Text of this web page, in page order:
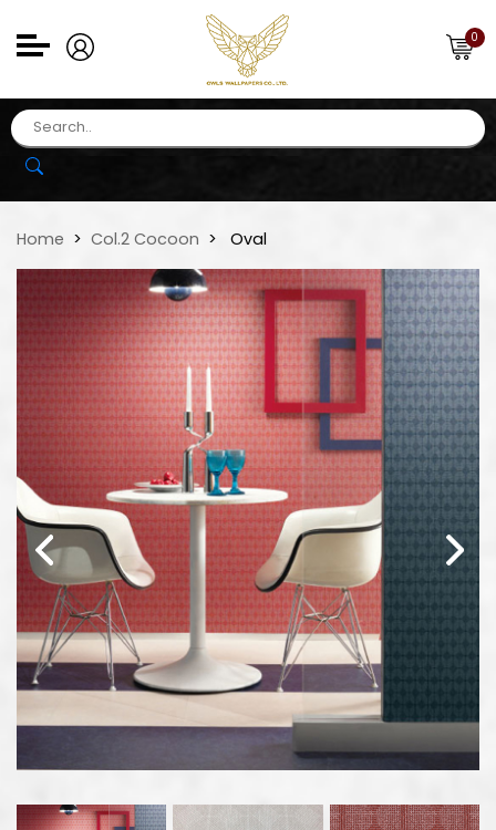
0
Home Col.2 Cocoon Oval